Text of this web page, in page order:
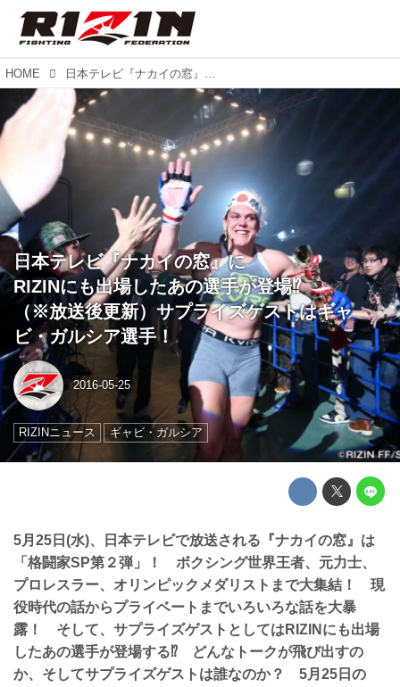
HOME 日本テレビ『ナカイの窓』に RIZINにも出場したあの選手が登場⁉︎ （※放送後更新）サプライズゲストはギャビ・ガルシア選手！
日本テレビ『ナカイの窓』に
RIZINにも出場したあの選手が登場⁉︎
（※放送後更新）サプライズゲストはギャ
ビ・ガルシア選手！
2016-05-25
RIZINニュース ギャビ・ガルシア
5月25日(水)、日本テレビで放送される『ナカイの窓』は
「格闘家SP第２弾」！ ボクシング世界王者、元力士、
プロレスラー、オリンピックメダリストまで大集結！ 現
役時代の話からプライベートまでいろいろな話を大暴
露！ そして、サプライズゲストとしてはRIZINにも出場
したあの選手が登場する⁉︎ どんなトークが飛び出すの
か、そしてサプライズゲストは誰なのか？ 5月25日の